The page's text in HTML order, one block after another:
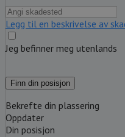
Legg til en beskrivelse av
Jeg befinner meg utenlands
Finn din posisjon
Bekrefte din plassering
Oppdater
Din posisjon